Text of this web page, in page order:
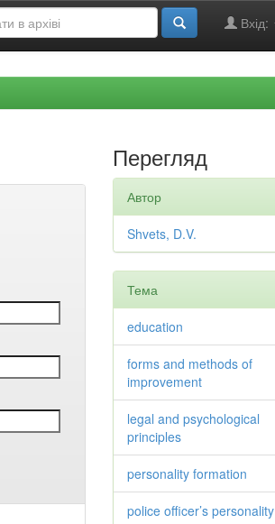
Вхід:
Перегляд
Автор
Shvets, D.V.
Тема
education
forms and methods of
improvement
legal and psychological
principles
personality formation
police officer’s personality